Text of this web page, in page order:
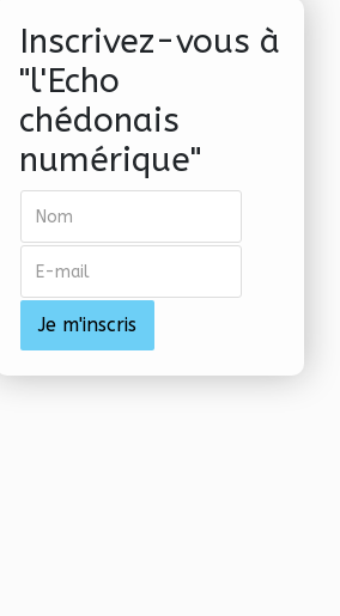
Inscrivez-vous à
"l'Echo
chédonais
numérique"